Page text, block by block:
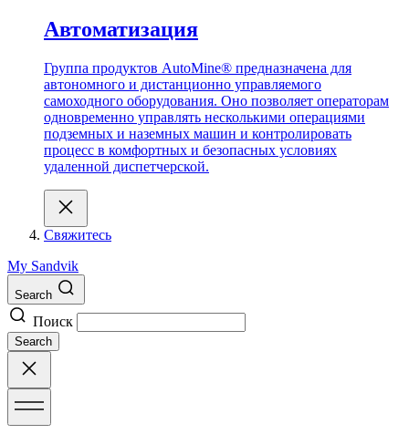
Автоматизация
Группа продуктов AutoMine® предназначена для
автономного и дистанционно управляемого
самоходного оборудования. Оно позволяет операторам
одновременно управлять несколькими операциями
подземных и наземных машин и контролировать
процесс в комфортных и безопасных условиях
удаленной диспетчерской.
Свяжитесь
My Sandvik
Search
Поиск
Search